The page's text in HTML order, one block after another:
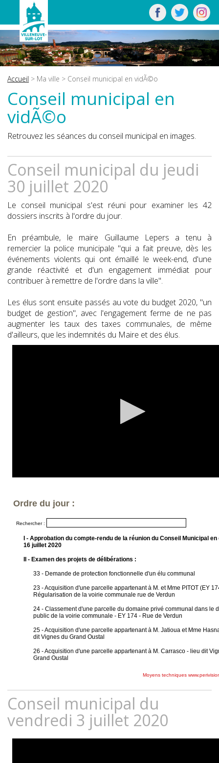
Accueil > Ma ville > Conseil municipal en vidÃ©o
Conseil municipal en
vidÃ©o
Retrouvez les séances du conseil municipal en images.
Conseil municipal du jeudi
30 juillet 2020
Le conseil municipal s'est réuni pour examiner les 42
dossiers inscrits à l'ordre du jour.
En préambule, le maire Guillaume Lepers a tenu à
remercier la police municipale "qui a fait preuve, dès les
événements violents qui ont émaillé le week-end, d'une
grande réactivité et d'un engagement immédiat pour
contribuer à remettre de l'ordre dans la ville".
Les élus sont ensuite passés au vote du budget 2020, "un
budget de gestion", avec l'engagement ferme de ne pas
augmenter les taux des taxes communales, de même
d'ailleurs, que les indemnités du Maire et des élus.
Conseil municipal du
vendredi 3 juillet 2020